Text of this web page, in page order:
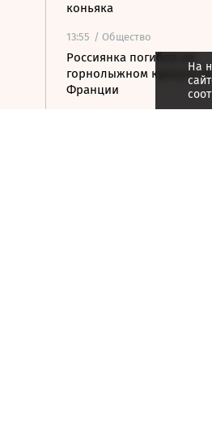
коньяка
13:55 / Общество
Россиянка погибла на
горнолыжном курорте
Франции
На